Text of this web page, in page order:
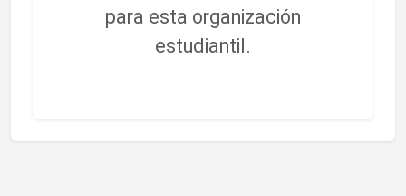
para esta organización
estudiantil.